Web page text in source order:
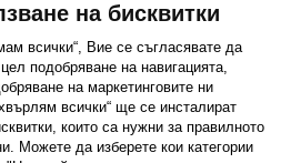
Instagram
на бисквитки
всички“, Вие се съгласявате да
подобряване на навигацията,
на маркетинговите ни
всички“ ще се инсталират
които са нужни за правилното
Можете да изберете кои категории